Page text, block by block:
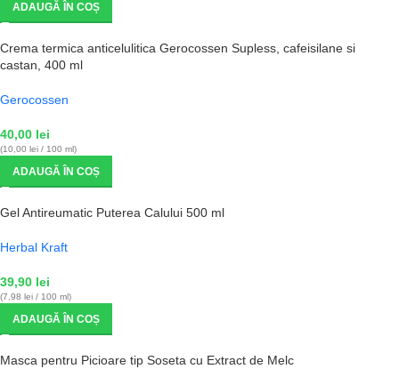
ADAUGĂ ÎN COȘ
Crema termica anticelulitica Gerocossen Supless, cafeisilane si
castan, 400 ml
Gerocossen
40,00 lei
(10,00 lei / 100 ml)
ADAUGĂ ÎN COȘ
Gel Antireumatic Puterea Calului 500 ml
Herbal Kraft
39,90 lei
(7,98 lei / 100 ml)
ADAUGĂ ÎN COȘ
Masca pentru Picioare tip Soseta cu Extract de Melc